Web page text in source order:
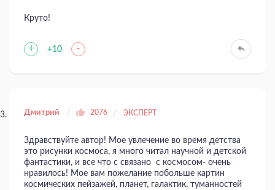
Круто!
+ +10 -
Дмитрий 2076 ЭКСПЕРТ
Здравствуйте автор! Мое увлечение во время детства
это рисунки космоса, я много читал научной и детской
фантастики, и все что с связано с космосом- очень
нравилось! Мое вам пожелание побольше картин
космических пейзажей, планет, галактик, туманностей